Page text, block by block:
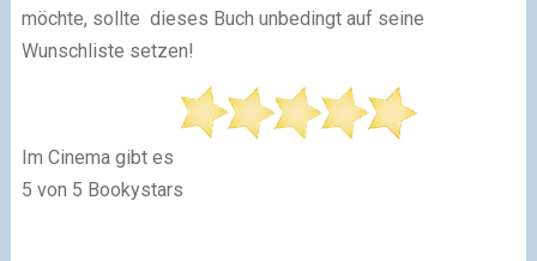
möchte, sollte dieses Buch unbedingt auf seine
Wunschliste setzen!
Im Cinema gibt es
5 von 5 Bookystars